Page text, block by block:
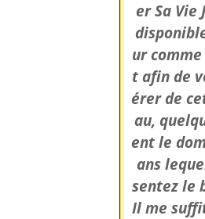
er Sa Vie
ur
t afin de
érer de
au,
ent le
ans
sentez le
Il me